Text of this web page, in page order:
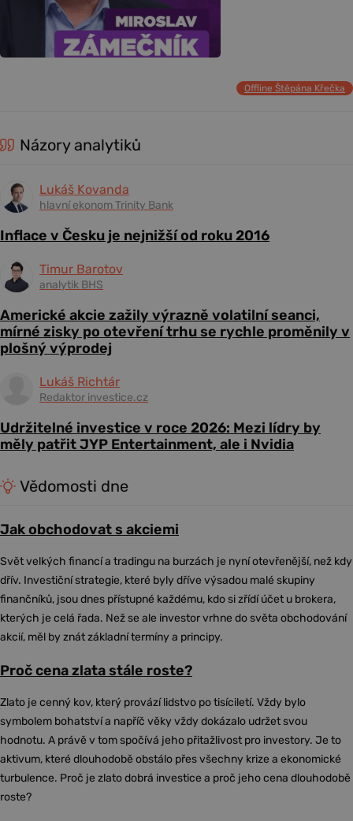
Offline Štěpána Křečka
Názory analytiků
Lukáš Kovanda
hlavní ekonom Trinity Bank
Inflace v Česku je nejnižší od roku 2016
Timur Barotov
analytik BHS
Americké akcie zažily výrazně volatilní seanci,
mírné zisky po otevření trhu se rychle proměnily v
plošný výprodej
Lukáš Richtár
Redaktor investice.cz
Udržitelné investice v roce 2026: Mezi lídry by
měly patřit JYP Entertainment, ale i Nvidia
Vědomosti dne
Jak obchodovat s akciemi
Svět velkých financí a tradingu na burzách je nyní otevřenější, než kdy
dřív. Investiční strategie, které byly dříve výsadou malé skupiny
finančníků, jsou dnes přístupné každému, kdo si zřídí účet u brokera,
kterých je celá řada. Než se ale investor vrhne do světa obchodování
akcií, měl by znát základní termíny a principy.
Proč cena zlata stále roste?
Zlato je cenný kov, který provází lidstvo po tisíciletí. Vždy bylo
symbolem bohatství a napříč věky vždy dokázalo udržet svou
hodnotu. A právě v tom spočívá jeho přitažlivost pro investory. Je to
aktivum, které dlouhodobě obstálo přes všechny krize a ekonomické
turbulence. Proč je zlato dobrá investice a proč jeho cena dlouhodobě
roste?